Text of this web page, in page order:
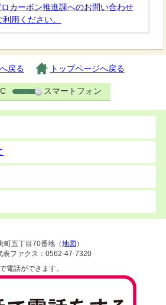
カーボン推進課へのお問い合わせ
用ください。
戻る トップページへ戻る
スマートフォン
町五丁目70番地（地図 ）
ファクス：0562-47-7320
電話ができます。